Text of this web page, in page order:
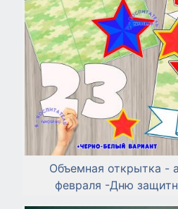
Объемная открытка -
февраля -Дню